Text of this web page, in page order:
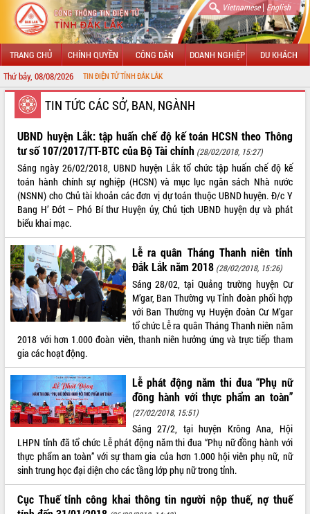
Vietnamese| English
TRANG CHỦ CHÍNH QUYỀN CÔNG DÂN DOANH NGHIỆP DU KHÁCH
Thứ bảy, 08/08/2026
THÔNG TIN ĐIỆN TỬ TỈNH ĐẮK LẮK
GIỚI THIỆU
LÃNH ĐẠO UBND TỈNH
TIN TỨC SỰ KIỆN
SỞ, BAN, NGÀNH
UBND CÁC XÃ, PHƯỜNG
THÔNG TIN CHỈ ĐẠO ĐIỀU HÀNH
HỆ THỐNG VĂN BẢN
VĂN BẢN HĐND TỈNH
QUY HOẠCH - KẾ HOẠCH
TIN TỨC CÁC SỞ, BAN, NGÀNH
UBND huyện Lắk: tập huấn chế độ kế toán HCSN theo Thông
tư số 107/2017/TT-BTC của Bộ Tài chính (28/02/2018, 15:27)
Sáng ngày 26/02/2018, UBND huyện Lắk tổ chức tập huấn chế độ kế
toán hành chính sự nghiệp (HCSN) và mục lục ngân sách Nhà nước
(NSNN) cho Chủ tài khoản các đơn vị dự toán thuộc UBND huyện. Đ/c Y
Bang H’ Đớt – Phó Bí thư Huyện ủy, Chủ tịch UBND huyện dự và phát
biểu khai mạc.
Lễ ra quân Tháng Thanh niên tỉnh
Đắk Lắk năm 2018 (28/02/2018, 15:26)
Sáng 28/02, tại Quảng trường huyện Cư
M’gar, Ban Thường vụ Tỉnh đoàn phối hợp
với Ban Thường vụ Huyện đoàn Cư M’gar
tổ chức Lễ ra quân Tháng Thanh niên năm
2018 với hơn 1.000 đoàn viên, thanh niên hưởng ứng và trực tiếp tham
gia các hoạt động.
Lễ phát động năm thi đua “Phụ nữ
đồng hành với thực phẩm an toàn”
(27/02/2018, 15:51)
Sáng 27/2, tại huyện Krông Ana, Hội
LHPN tỉnh đã tổ chức Lễ phát động năm thi đua “Phụ nữ đồng hành với
thực phẩm an toàn” với sự tham gia của hơn 1.000 hội viên phụ nữ, nữ
sinh trung học đại diện cho các tầng lớp phụ nữ trong tỉnh.
Cục Thuế tỉnh công khai thông tin người nộp thuế, nợ thuế